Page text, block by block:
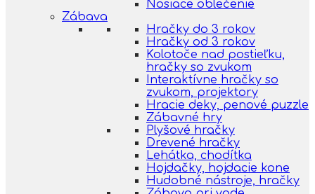
Nosiace oblečenie
Zábava
Hračky do 3 rokov
Hračky od 3 rokov
Kolotoče nad postieľku,
hračky so zvukom
Interaktívne hračky so
zvukom, projektory
Hracie deky, penové puzzle
Zábavné hry
Plyšové hračky
Drevené hračky
Lehátka, chodítka
Hojdačky, hojdacie kone
Hudobné nástroje, hračky